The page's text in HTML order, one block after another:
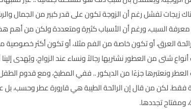
زيجات تفشل رغم أن الزوجة تكون على قدر كبير من الجمال
السبب، ورغم أن الأسباب كثيرة ومتعددة ولكن من أهم هذه
العرق، أو تكون خاصة من الفم مثلا، أو تكون أكثر خصوصية
شتى من العطور نشتريها رجالاً ونساء عند الزواج، ويُهدى
العطر ونعتبرها جزءًا من الديكور .. ففي المطبخ، ومع قدوم الطفل
فقط. لكن من قال إن الرائحة الطيبة هي قارورة عطر وحسب، بل
ومفتاح تجددها.